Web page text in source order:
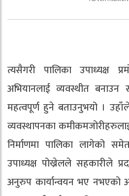
त्यसैगरी पालिका उपाध्यक्ष
अभियानलाई व्यवस्थीत
महत्वपूर्ण हुने बताउनुभयो ।
व्यवस्थापनका
निर्माणमा पालिका लागेको
उपाध्यक्ष पोख्रेलले सहकारीले
अनुरुप कार्यान्वयन भए नभएको